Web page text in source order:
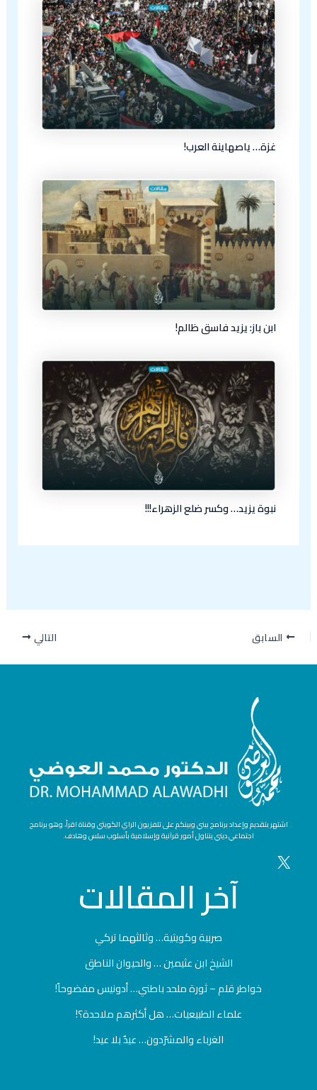
غزة… ياصهاينة العرب!
ابن باز: يزيد فاسق ظالم!
نبوة يزيد… وكسر ضلع الزهراء!!!
السابق التالي
اشتهر بتقديم وإعداد برنامج بيني وبينكم على تلفزيون الراي الكويتي وقناة اقرأ، وهو برنامج
اجتماعي ديني يتناول أمور قرآنية وإسلامية بأسلوب سلس وهادف.
آخرالمقالات
صربية وكويتية… وثالثهما تركي
الشيخ ابن عثيمين … والحيوان الناطق
خواطر قلم – ثورة ملحد باطني… أدونيس مفضوحاً!
علماء الطبيعيات… هل أكثرهم ملاحدة؟!
الغرباء والمشرّدون… عيدٌ بلا عيد!